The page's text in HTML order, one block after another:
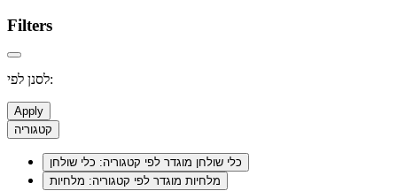
Filters
לסנן לפי:
Apply
קטגוריה
כלי שולחן מוגדר לפי קטגוריה: כלי שולחן
מלחיות מוגדר לפי קטגוריה: מלחיות